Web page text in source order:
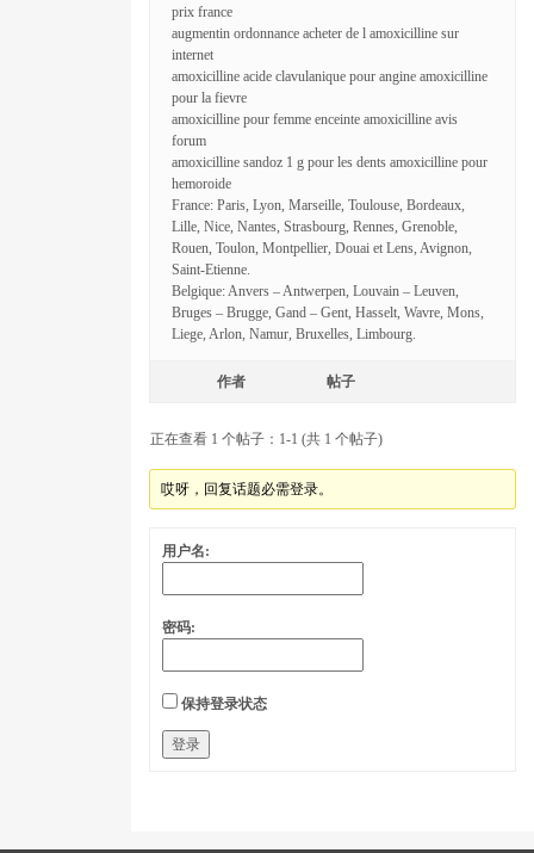
prix france
augmentin ordonnance acheter de l amoxicilline sur
internet
amoxicilline acide clavulanique pour angine amoxicilline
pour la fievre
amoxicilline pour femme enceinte amoxicilline avis
forum
amoxicilline sandoz 1 g pour les dents amoxicilline pour
hemoroide
France: Paris, Lyon, Marseille, Toulouse, Bordeaux,
Lille, Nice, Nantes, Strasbourg, Rennes, Grenoble,
Rouen, Toulon, Montpellier, Douai et Lens, Avignon,
Saint-Etienne.
Belgique: Anvers – Antwerpen, Louvain – Leuven,
Bruges – Brugge, Gand – Gent, Hasselt, Wavre, Mons,
Liege, Arlon, Namur, Bruxelles, Limbourg.
作者 帖子
正在查看 1 个帖子：1-1 (共 1 个帖子)
哎呀，回复话题必需登录。
用户名:
密码:
保持登录状态
登录